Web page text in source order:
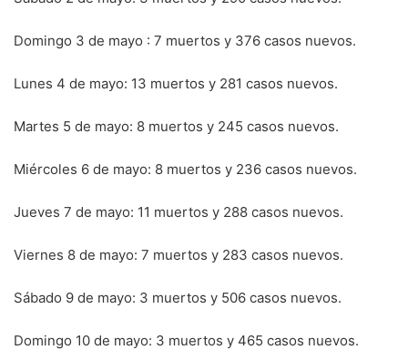
Domingo 3 de mayo : 7 muertos y 376 casos nuevos.
Lunes 4 de mayo: 13 muertos y 281 casos nuevos.
Martes 5 de mayo: 8 muertos y 245 casos nuevos.
Miércoles 6 de mayo: 8 muertos y 236 casos nuevos.
Jueves 7 de mayo: 11 muertos y 288 casos nuevos.
Viernes 8 de mayo: 7 muertos y 283 casos nuevos.
Sábado 9 de mayo: 3 muertos y 506 casos nuevos.
Domingo 10 de mayo: 3 muertos y 465 casos nuevos.